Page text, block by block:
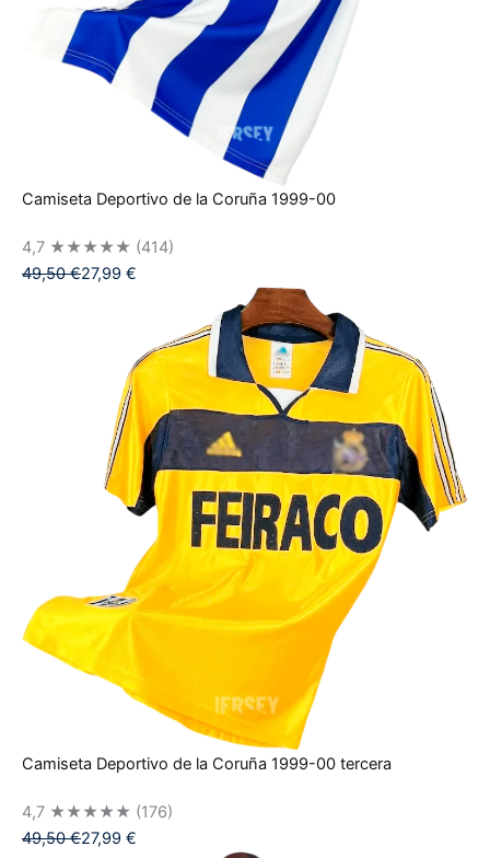
Camiseta Deportivo de la Coruña 1999-00
4,7 ★★★★★ (414)
49,50€27,99 €
Camiseta Deportivo de la Coruña 1999-00 tercera
4,7 ★★★★★ (176)
49,50€27,99 €